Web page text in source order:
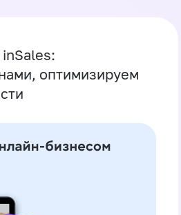
inSales:
оптимизируем